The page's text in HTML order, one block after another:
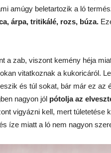
amúgy beletartozik a ló
árpa, tritikálé, rozs, búza.
a zab, viszont kemény héja
vitatkoznak a kukoricáról.
és túl sokat, bár már ez az
nagyon jól pótolja az
vigyázni kell, mert túletetése
íze miatt a ló nem nagyon